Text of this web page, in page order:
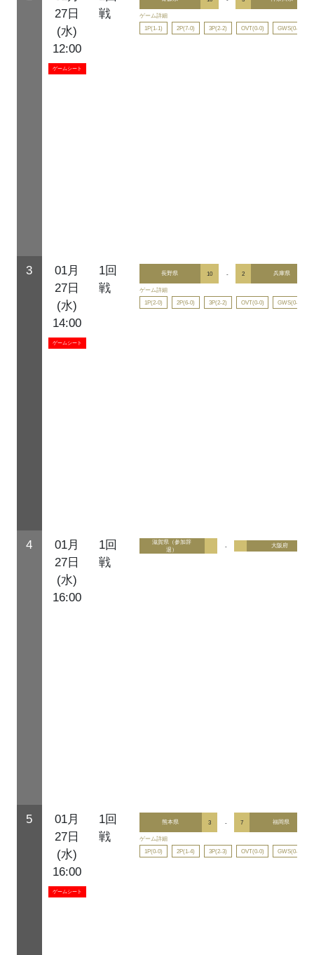
27日
(水)
12:00
ゲームシート
戦
ゲーム詳細
1P(1-1)
2P(7-0) 3P(2-2) OVT(0-0) GWS(0-0)
3
01月
27日
(水)
14:00
ゲームシート
1回
戦
長野県 10 - 2 兵庫県
ゲーム詳細
1P(2-0)
2P(6-0) 3P(2-2) OVT(0-0) GWS(0-0)
4
01月
27日
(水)
16:00
1回
戦
滋賀県（参加辞
退）
- 大阪府
5
01月
27日
(水)
16:00
ゲームシート
1回
戦
熊本県 3 - 7 福岡県
ゲーム詳細
1P(0-0)
2P(1-4) 3P(2-3) OVT(0-0) GWS(0-0)